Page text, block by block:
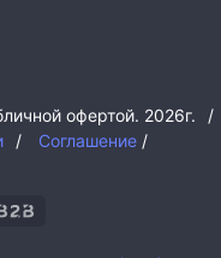
офертой. 2026г. /
/ Соглашение /